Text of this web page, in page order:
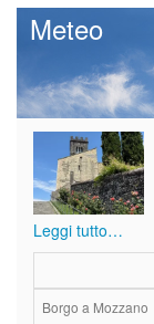
Meteo
Leggi tutto…
Borgo a Mozzano